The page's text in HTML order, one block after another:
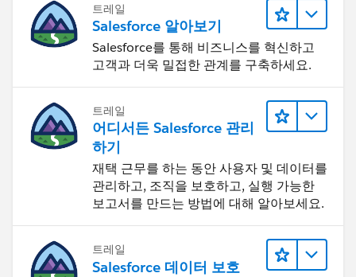
트레일
Salesforce 알아보기
Salesforce를 통해 비즈니스를 혁신하고
고객과 더욱 밀접한 관계를 구축하세요.
트레일
어디서든 Salesforce 관리
하기
재택 근무를 하는 동안 사용자 및 데이터를
관리하고, 조직을 보호하고, 실행 가능한
보고서를 만드는 방법에 대해 알아보세요.
트레일
Salesforce 데이터 보호